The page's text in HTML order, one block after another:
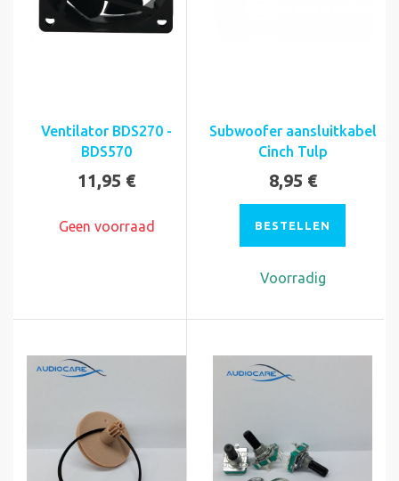
Ventilator BDS270 -
BDS570
11,95 €
Geen voorraad
Subwoofer aansluitkabel
Cinch Tulp
8,95 €
BESTELLEN
Voorradig